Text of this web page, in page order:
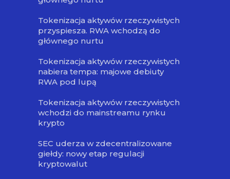
Tokenizacja aktywów rzeczywistych
przyspiesza. RWA wchodzą do
głównego nurtu
Tokenizacja aktywów rzeczywistych
nabiera tempa: majowe debiuty
RWA pod lupą
Tokenizacja aktywów rzeczywistych
wchodzi do mainstreamu rynku
krypto
SEC uderza w zdecentralizowane
giełdy: nowy etap regulacji
kryptowalut